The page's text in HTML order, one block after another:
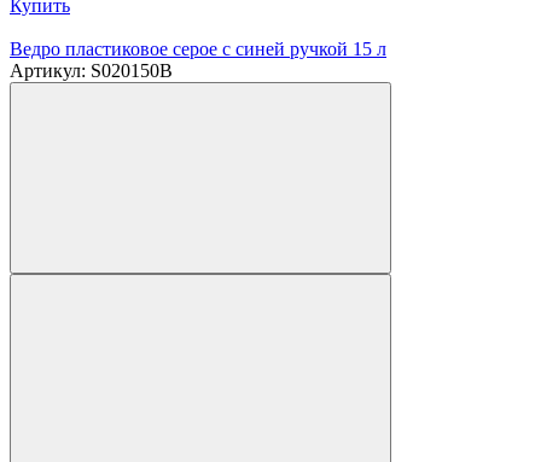
Купить
Ведро пластиковое серое с синей ручкой 15 л
Артикул: S020150B